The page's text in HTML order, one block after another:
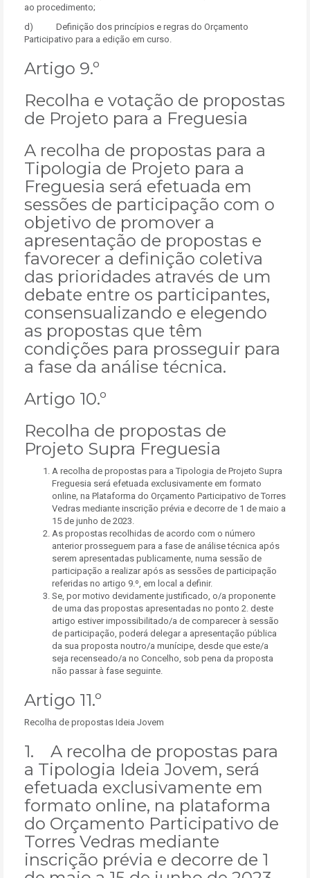
ao procedimento;
d) Definição dos princípios e regras do Orçamento
Participativo para a edição em curso.
Artigo 9.º
Recolha e votação de propostas
de Projeto para a Freguesia
A recolha de propostas para a
Tipologia de Projeto para a
Freguesia será efetuada em
sessões de participação com o
objetivo de promover a
apresentação de propostas e
favorecer a definição coletiva
das prioridades através de um
debate entre os participantes,
consensualizando e elegendo
as propostas que têm
condições para prosseguir para
a fase da análise técnica.
Artigo 10.º
Recolha de propostas de
Projeto Supra Freguesia
A recolha de propostas para a Tipologia de Projeto Supra
Freguesia será efetuada exclusivamente em formato
online, na Plataforma do Orçamento Participativo de Torres
Vedras mediante inscrição prévia e decorre de 1 de maio a
15 de junho de 2023.
As propostas recolhidas de acordo com o número
anterior prosseguem para a fase de análise técnica após
serem apresentadas publicamente, numa sessão de
participação a realizar após as sessões de participação
referidas no artigo 9.º, em local a definir.
Se, por motivo devidamente justificado, o/a proponente
de uma das propostas apresentadas no ponto 2. deste
artigo estiver impossibilitado/a de comparecer à sessão
de participação, poderá delegar a apresentação pública
da sua proposta noutro/a munícipe, desde que este/a
seja recenseado/a no Concelho, sob pena da proposta
não passar à fase seguinte.
Artigo 11.º
Recolha de propostas Ideia Jovem
1. A recolha de propostas para
a Tipologia Ideia Jovem, será
efetuada exclusivamente em
formato online, na plataforma
do Orçamento Participativo de
Torres Vedras mediante
inscrição prévia e decorre de 1